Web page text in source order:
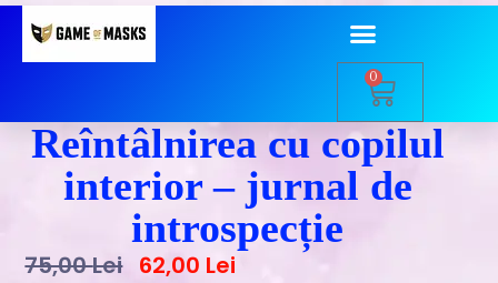
0
Reîntâlnirea cu copilul
interior – jurnal de
introspecție
75,00Lei 62,00 Lei